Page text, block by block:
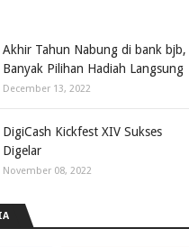
Akhir Tahun Nabung di bank bjb,
Banyak Pilihan Hadiah Langsung
December 13, 2022
DigiCash Kickfest XIV Sukses
Digelar
November 08, 2022